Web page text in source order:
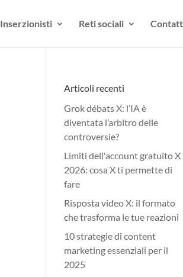
Inserzionisti Reti sociali
Articoli recenti
Grok débats X: l’IA è
diventata l’arbitro delle
controversie?
Limiti dell'account gratuito X
2026: cosa X ti permette di
fare
Risposta video X: il formato
che trasforma le tue reazioni
10 strategie di content
marketing essenziali per il
2025